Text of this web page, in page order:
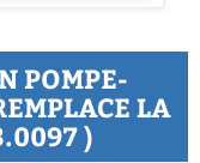
POMPE-
LA
)